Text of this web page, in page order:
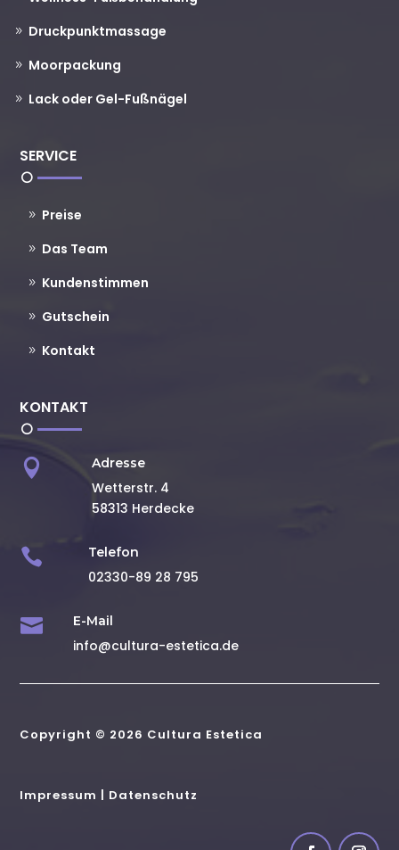
Druckpunktmassage
Moorpackung
Lack oder Gel-Fußnägel
SERVICE
Preise
Das Team
Kundenstimmen
Gutschein
Kontakt
KONTAKT
 Adresse
Wetterstr. 4
58313 Herdecke
 Telefon
02330-89 28 795
 E-Mail
info@cultura-estetica.de
Copyright © 2026 Cultura Estetica
Impressum Datenschutz